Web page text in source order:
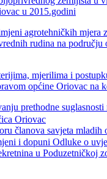
u 2015.godini
agrotehničkih mjera
rudina na području
mjerilima i
općine Oriovac na
prethodne
Oriovac
članova savjeta mladih
i dopuni Odluke o
u Poduzetničkoj